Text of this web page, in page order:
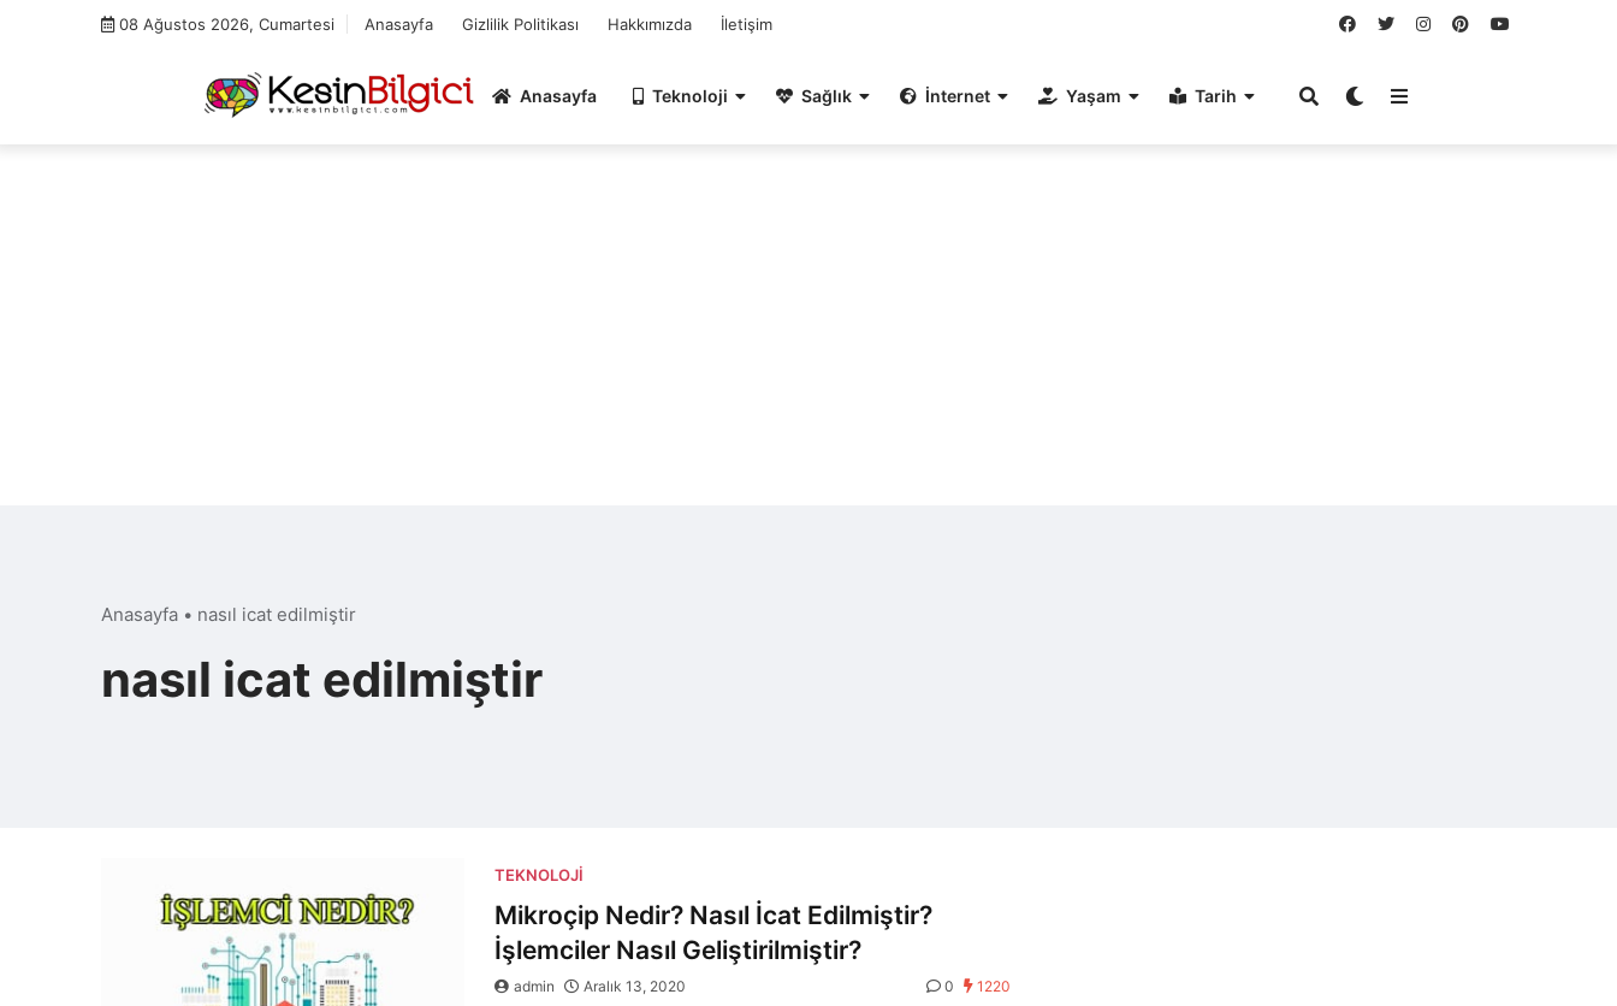
08 Ağustos 2026, Cumartesi Anasayfa Gizlilik Politikası Hakkımızda İletişim
Anasayfa Teknoloji Sağlık İnternet Yaşam Tarih
Anasayfa • nasıl icat edilmiştir
nasıl icat edilmiştir
TEKNOLOJI
Mikroçip Nedir? Nasıl İcat Edilmiştir?
İşlemciler Nasıl Geliştirilmiştir?
admin Aralık 13, 2020 0 1220